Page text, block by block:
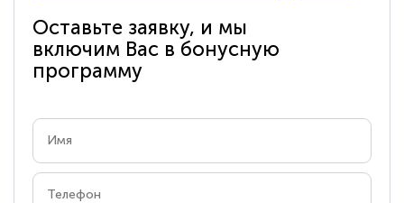
Оставьте заявку, и мы
включим Вас в бонусную
программу